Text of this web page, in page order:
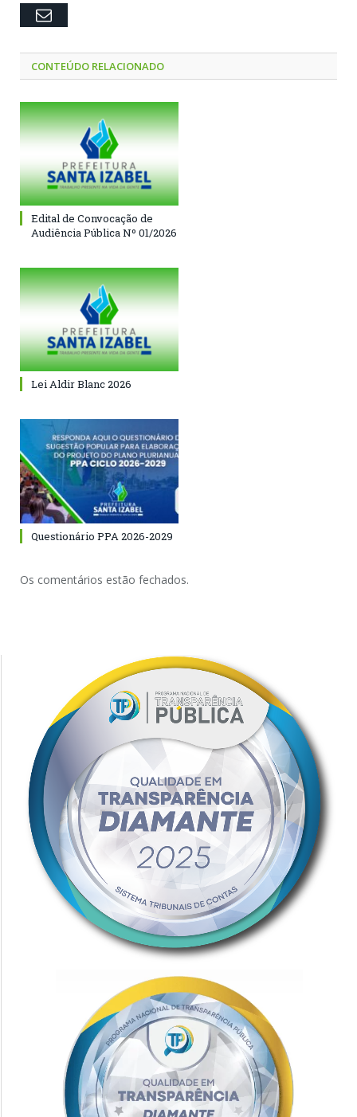
Email
CONTEÚDO RELACIONADO
Edital de Convocação de
Audiência Pública Nº 01/2026
Lei Aldir Blanc 2026
Questionário PPA 2026-2029
Os comentários estão fechados.